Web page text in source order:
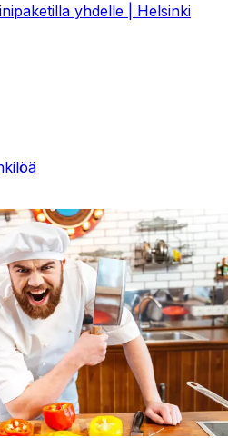
yhdelle | Helsinki